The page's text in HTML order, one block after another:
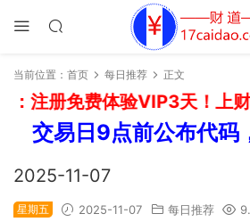
当前位置： 首页 每日推荐 正文
注册免费体验VIP3天！上财
交易日9点前公布代码
2025-11-07
星期五 2025-11-07 每日推荐